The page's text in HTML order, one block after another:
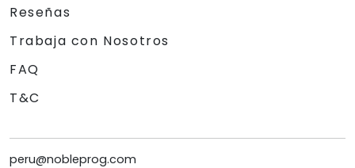
Reseñas
Trabaja con Nosotros
FAQ
T&C
peru@nobleprog.com